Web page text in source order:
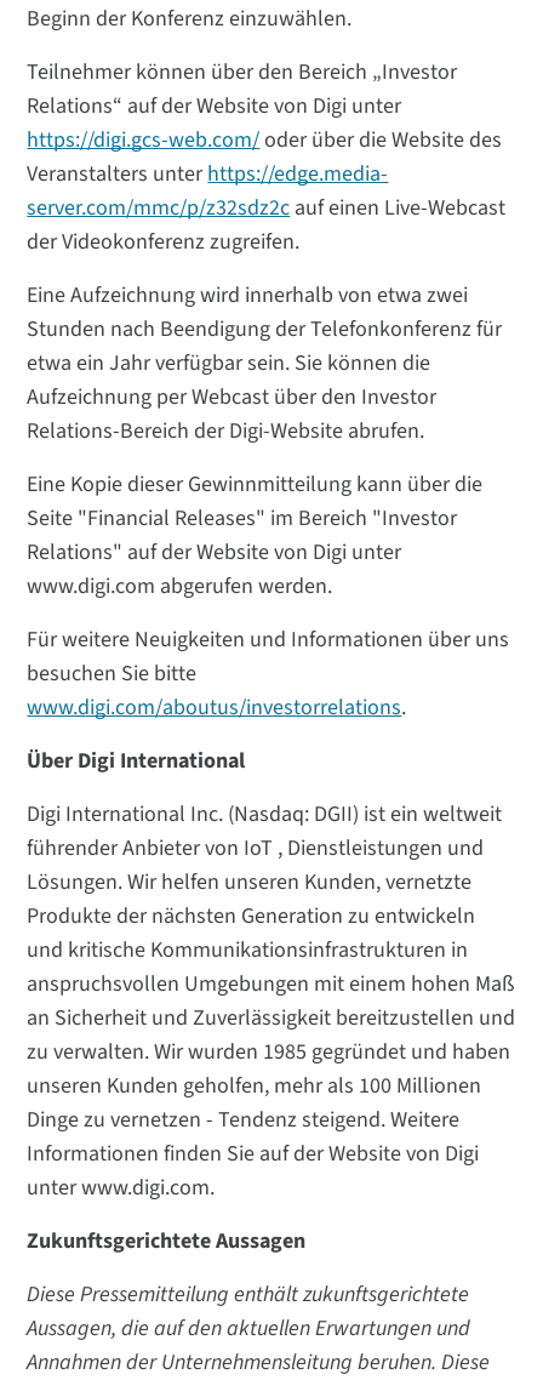
Beginn der Konferenz einzuwählen.
Teilnehmer können über den Bereich „Investor
Relations“ auf der Website von Digi unter
https://digi.gcs-web.com/oder über die Website des
Veranstalters unterhttps://edge.media-
server.com/mmc/p/z32sdz2cauf einen Live-Webcast
der Videokonferenz zugreifen.
Eine Aufzeichnung wird innerhalb von etwa zwei
Stunden nach Beendigung der Telefonkonferenz für
etwa ein Jahr verfügbar sein. Sie können die
Aufzeichnung per Webcast über den Investor
Relations-Bereich der Digi-Website abrufen.
Eine Kopie dieser Gewinnmitteilung kann über die
Seite "Financial Releases" im Bereich "Investor
Relations" auf der Website von Digi unter
www.digi.com abgerufen werden.
Für weitere Neuigkeiten und Informationen über uns
besuchen Sie bitte
www.digi.com/aboutus/investorrelations.
Über Digi International
Digi International Inc. (Nasdaq: DGII) ist ein weltweit
führender Anbieter von IoT , Dienstleistungen und
Lösungen. Wir helfen unseren Kunden, vernetzte
Produkte der nächsten Generation zu entwickeln
und kritische Kommunikationsinfrastrukturen in
anspruchsvollen Umgebungen mit einem hohen Maß
an Sicherheit und Zuverlässigkeit bereitzustellen und
zu verwalten. Wir wurden 1985 gegründet und haben
unseren Kunden geholfen, mehr als 100 Millionen
Dinge zu vernetzen - Tendenz steigend. Weitere
Informationen finden Sie auf der Website von Digi
unter www.digi.com.
Zukunftsgerichtete Aussagen
Diese Pressemitteilung enthält zukunftsgerichtete
Aussagen, die auf den aktuellen Erwartungen und
Annahmen der Unternehmensleitung beruhen. Diese